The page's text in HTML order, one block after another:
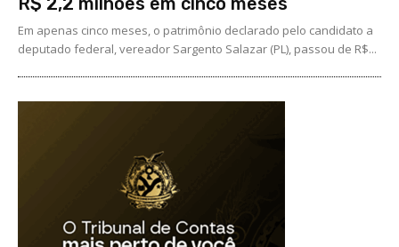
Em apenas cinco meses, o patrimônio declarado pelo candidato a
deputado federal, vereador Sargento Salazar (PL), passou de R$...